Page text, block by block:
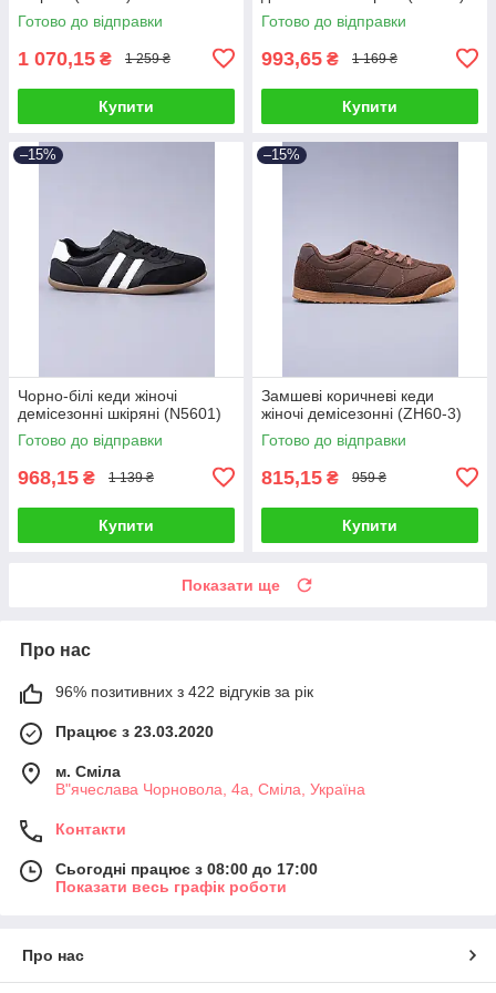
Готово до відправки
1 070,15 ₴ 1 259 ₴
Купити
Готово до відправки
993,65 ₴ 1 169 ₴
Купити
–15%
Чорно-білі кеди жіночі
демісезонні шкіряні (N5601)
Готово до відправки
968,15 ₴ 1 139 ₴
Купити
–15%
Замшеві коричневі кеди
жіночі демісезонні (ZH60-3)
Готово до відправки
815,15 ₴ 959 ₴
Купити
Показати ще
Про нас
96% позитивних з 422 відгуків за рік
Працює з 23.03.2020
м. Сміла
В"ячеслава Чорновола, 4а, Сміла, Україна
Контакти
Сьогодні працює з 08:00 до 17:00
Показати весь графік роботи
Про нас